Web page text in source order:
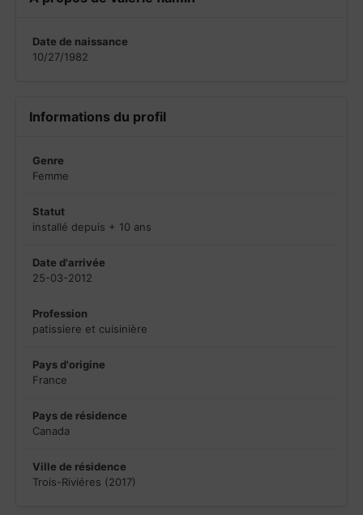
Date de naissance
10/27/1982
Informations du profil
Genre
Femme
Statut
installé depuis + 10 ans
Date d'arrivée
25-03-2012
Profession
patissiere et cuisinière
Pays d'origine
France
Pays de résidence
Canada
Ville de résidence
Trois-Riviéres (2017)